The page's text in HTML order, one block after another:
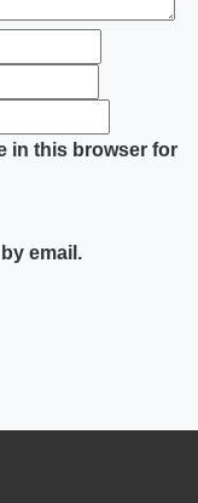
in this browser for
email.